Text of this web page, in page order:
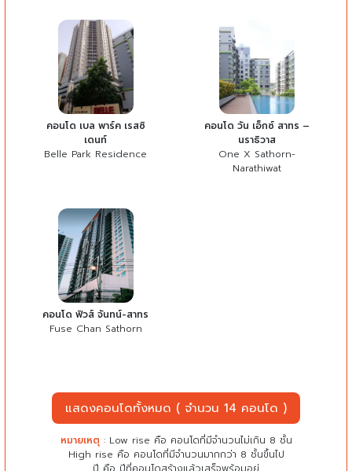
คอนโด เบล พาร์ค เรสซิ
เดนท์
Belle Park Residence
คอนโด วัน เอ็กซ์ สาทร –
นราธิวาส
One X Sathorn-
Narathiwat
คอนโด ฟิวส์ จันทน์-สาทร
Fuse Chan Sathorn
แสดงคอนโดทั้งหมด ( จำนวน 14 คอนโด )
หมายเหตุ : Low rise คือ คอนโดที่มีจำนวนไม่เกิน 8 ชั้น
High rise คือ คอนโดที่มีจำนวนมากกว่า 8 ชั้นขึ้นไป